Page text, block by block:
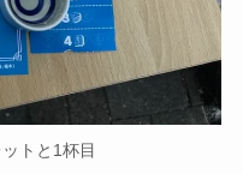
トと1杯目